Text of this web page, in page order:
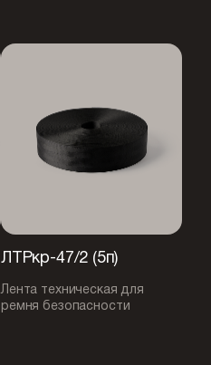
ЛТРкр-47/2 (5п)
Лента техническая для
ремня безопасности